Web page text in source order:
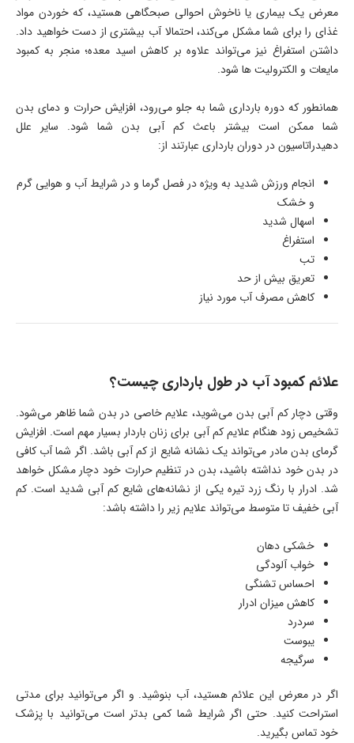
معرض یک بیماری یا ناخوش احوالی صبحگاهی هستید، که خوردن مواد
غذای را برای شما مشکل می‌کند، احتمالا آب بیشتری از دست خواهید داد.
داشتن استفراغ نیز می‌تواند علاوه بر کاهش اسید معده؛ منجر به کمبود
مایعات و الکترولیت ها شود.
همانطور که دوره بارداری شما به جلو می‌رود، افزایش حرارت و دمای بدن
شما ممکن است بیشتر باعث کم آبی بدن شما شود. سایر علل
دهیدراتاسیون در دوران بارداری عبارتند از:
انجام ورزش شدید به ویژه در فصل گرما و در شرایط آب و هوایی گرم
و خشک
اسهال شدید
استفراغ
تب
تعریق بیش از حد
کاهش مصرف آب مورد نیاز
علائم کمبود آب در طول بارداری چیست؟
وقتی دچار کم آبی بدن می‌شوید، علایم خاصی در بدن شما ظاهر می‌شود.
تشخیص زود هنگام علایم کم آبی برای زنان باردار بسیار مهم است. افزایش
گرمای بدن مادر می‌تواند یک نشانه شایع از کم آبی باشد. اگر شما آب کافی
در بدن خود نداشته باشید، بدن در تنظیم حرارت خود دچار مشکل خواهد
شد. ادرار با رنگ زرد تیره یکی از نشانه‌های شایع کم آبی شدید است. کم
آبی خفیف تا متوسط ​​می‌تواند علایم زیر را داشته باشد:
خشکی دهان
خواب آلودگی
احساس تشنگی
کاهش میزان ادرار
سردرد
یبوست
سرگیجه
اگر در معرض این علائم هستید، آب بنوشید. و اگر می‌توانید برای مدتی
استراحت کنید. حتی اگر شرایط شما کمی بدتر است می‌توانید با پزشک
خود تماس بگیرید.